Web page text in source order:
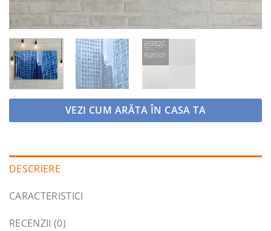
VEZI CUM ARĂTA ÎN CASA TA
DESCRIERE
CARACTERISTICI
RECENZII (0)